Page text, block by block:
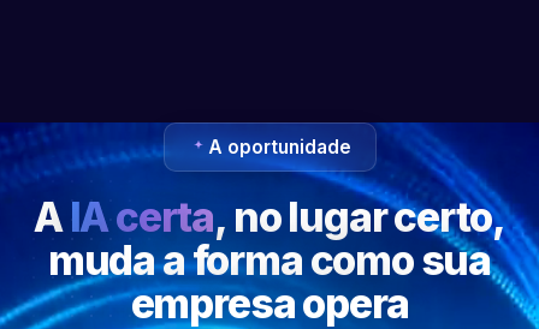
A oportunidade
AIA certa, no lugar certo,
muda a forma como sua
empresa opera